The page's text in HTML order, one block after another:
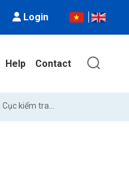
Login
Help Contact